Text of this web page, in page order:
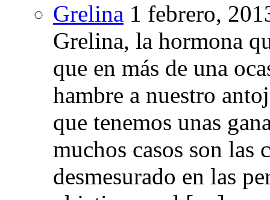
Grelina 1 febrero,
Grelina, la hormona
que en más de una
hambre a nuestro
que tenemos unas
muchos casos son las
desmesurado en las